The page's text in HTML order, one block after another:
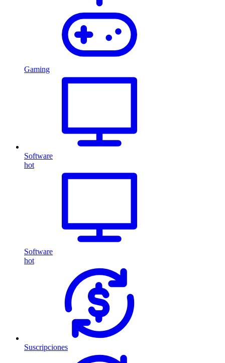
Gaming
Software
hot
Software
hot
Suscripciones